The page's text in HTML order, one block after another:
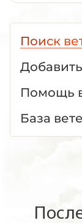
Поиск
Помощь
База